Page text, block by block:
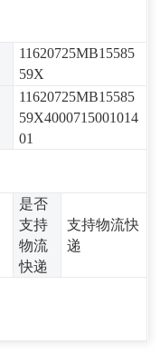
11620725MB15585
59X
11620725MB15585
59X4000715001014
01
是否
支持
物流
快递
支持物流快
递